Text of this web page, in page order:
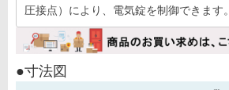
圧接点）により、電気錠を制御できます。
●寸法図